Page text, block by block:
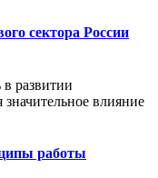
сектора России
развитии
влияние
работы